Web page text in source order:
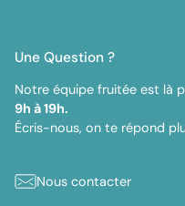
Une Question ?
Notre équipe fruitée est là
9h à 19h.
Écris-nous, on te répond
Nous contacter